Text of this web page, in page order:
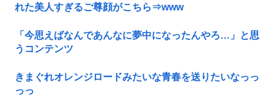
れた美人すぎるご尊顔がこちら⇒www
「今思えばなんであんなに夢中になったんやろ…」と思
うコンテンツ
きまぐれオレンジロードみたいな青春を送りたいなっっ
っっ